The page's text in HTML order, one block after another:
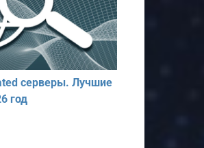
серверы. Лучшие
год